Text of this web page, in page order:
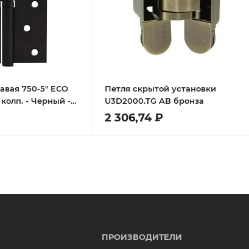
750-5" ECO
колп. - Черный -
Петля скрытой установки
U3D2000.TG AB бронза
2 306,74 ₽
ПРОИЗВОДИТЕЛИ